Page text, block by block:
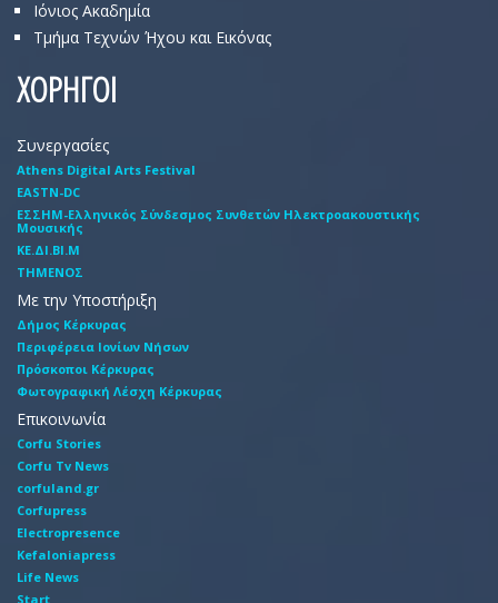
Ιόνιος Ακαδημία
Τμήμα Τεχνών Ήχου και Εικόνας
ΧΟΡΗΓΟΙ
Συνεργασίες
Athens Digital Arts Festival
EASTN-DC
EΣΣHM-Eλληνικός Σύνδεσμος Συνθετών Hλεκτροακουστικής
Mουσικής
ΚΕ.ΔΙ.ΒΙ.Μ
ΤΗΜΕΝΟΣ
Με την Υποστήριξη
Δήμος Κέρκυρας
Περιφέρεια Ιονίων Νήσων
Πρόσκοποι Κέρκυρας
Φωτογραφική Λέσχη Κέρκυρας
Επικοινωνία
Corfu Stories
Corfu Tv News
corfuland.gr
Corfupress
Electropresence
Kefaloniapress
Life News
Start